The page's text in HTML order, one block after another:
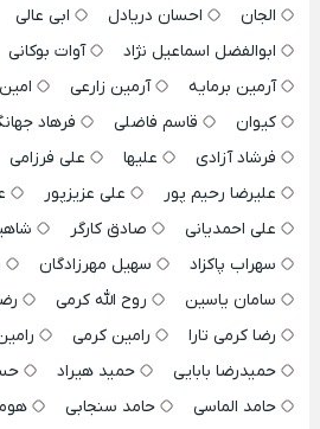
الجان
احسان دریادل
ابی عالی
ابوالفضل اسماعیل نژاد
آوات بوکانی
آرمین برمایه
آرمین زارعی
کیوان
قاسم فاضلی فرهاد
فرشاد آزادی
علیها علی فرزامی
علیرضا رحیم پور
علی عزیزپور
علی احمدیانی
صادق کارگر
سهراب پاکزاد
سهیل مهرزادگان
سامان یاسین
روح الله کرمی
رضا کرمی تارا
رامین کرمی
حمیدرضا بابایی
حمید هیراد
حامد الماسی
حامد سنجابی